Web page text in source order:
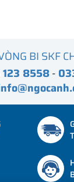
BI SKF
8558-